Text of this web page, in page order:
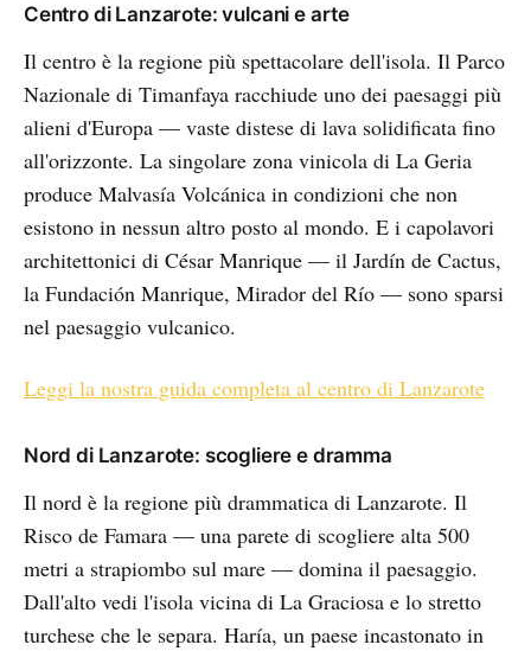
Centro di Lanzarote: vulcani e arte
Il centro è la regione più spettacolare dell'isola. Il Parco
Nazionale di Timanfaya racchiude uno dei paesaggi più
alieni d'Europa — vaste distese di lava solidificata fino
all'orizzonte. La singolare zona vinicola di La Geria
produce Malvasía Volcánica in condizioni che non
esistono in nessun altro posto al mondo. E i capolavori
architettonici di César Manrique — il Jardín de Cactus,
la Fundación Manrique, Mirador del Río — sono sparsi
nel paesaggio vulcanico.
Leggi la nostra guida completa al centro di Lanzarote
Nord di Lanzarote: scogliere e dramma
Il nord è la regione più drammatica di Lanzarote. Il
Risco de Famara — una parete di scogliere alta 500
metri a strapiombo sul mare — domina il paesaggio.
Dall'alto vedi l'isola vicina di La Graciosa e lo stretto
turchese che le separa. Haría, un paese incastonato in